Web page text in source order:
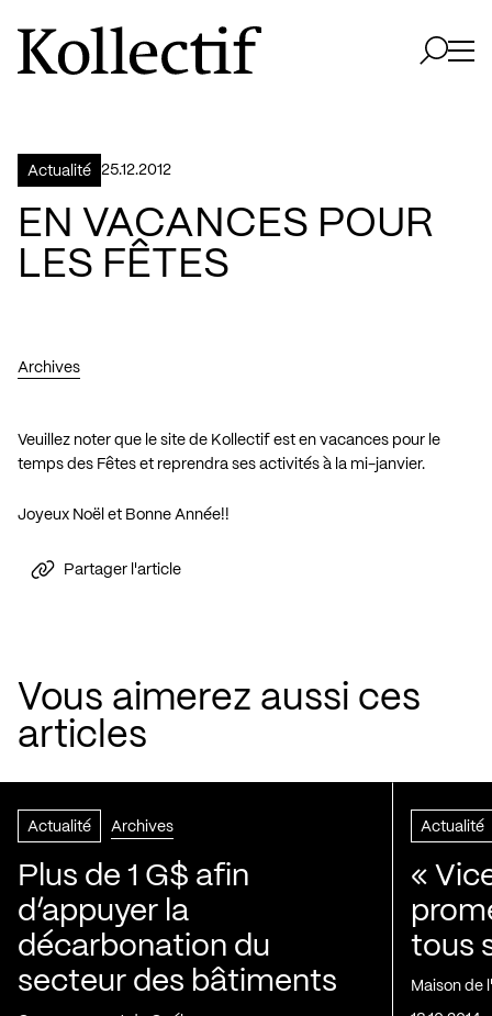
Aller à la page d'accueil
Logo Kollectif
Actualité 25.12.2012
EN VACANCES POUR
LES FÊTES
Archives
Veuillez noter que le site de Kollectif est en vacances pour le
temps des Fêtes et reprendra ses activités à la mi-janvier.
Joyeux Noël et Bonne Année!!
Partager l'article
Vous aimerez aussi ces
articles
Actualité Archives
Plus de 1 G$ afin
d’appuyer la
décarbonation du
secteur des bâtiments
Actualité
«
tous
Maison de